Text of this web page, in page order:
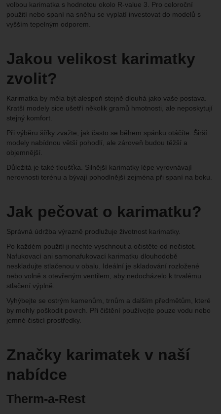
volbou karimatka s hodnotou okolo R-value 3. Pro celoroční
použití nebo spaní na sněhu se vyplatí investovat do modelů s
vyšším tepelným odporem.
Jakou velikost karimatky
zvolit?
Karimatka by měla být alespoň stejně dlouhá jako vaše postava.
Kratší modely sice ušetří několik gramů hmotnosti, ale neposkytují
stejný komfort.
Při výběru šířky zvažte, jak často se během spánku otáčíte. Širší
modely nabídnou větší pohodlí, ale zároveň budou těžší a
objemnější.
Důležitá je také tloušťka. Silnější karimatky lépe vyrovnávají
nerovnosti terénu a bývají pohodlnější zejména při spaní na boku.
Jak pečovat o karimatku?
Správná údržba výrazně prodlužuje životnost karimatky.
Po každém použití ji nechte vyschnout a očistěte od nečistot.
Nafukovací ani samonafukovací karimatku dlouhodobě
neskladujte stlačenou v obalu. Ideální je skladování rozložené
nebo volně s otevřeným ventilem, aby nedocházelo k trvalému
stlačení výplně.
Vyhýbejte se ostrým kamenům, trnům a dalším předmětům, které
by mohly poškodit povrch. Při čištění používejte pouze vodu nebo
jemné čisticí prostředky.
Značky karimatek v naší
nabídce
Therm-a-Rest